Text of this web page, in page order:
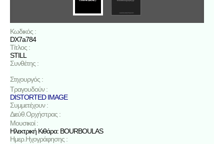
Κωδικός :
DX7a784
Τίτλος :
STILL
Συνθέτης :
Στιχουργός :
Τραγουδούν :
DISTORTED IMAGE
Συμμετέχουν :
Διεύθ.Ορχήστρας :
Μουσικοί :
Ηλεκτρική Κιθάρα: BOURBOULAS
Ημερ.Ηχογράφησης :